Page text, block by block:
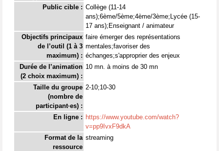
Public cible : Collège (11-14
ans);6ème/5ème;4ème/3ème;Lycée (15-
17 ans);Enseignant / animateur
Objectifs principaux
de l’outil (1 à 3
maximum) :
faire émerger des représentations
mentales;favoriser des
échanges;s'approprier des enjeux
Durée de l’animation
(2 choix maximum) :
10 mn. à moins de 30 mn
Taille du groupe
(nombre de
participant·es) :
2-10;10-30
En ligne : https://www.youtube.com/watch?
v=pp9IvxF9dkA
Format de la
ressource
streaming